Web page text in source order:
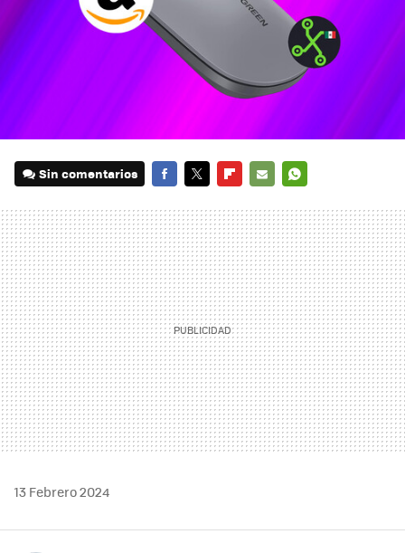
Sin comentarios
MAIL
13 Febrero 2024